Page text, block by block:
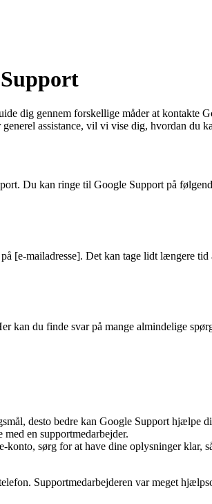
dig gennem forskellige måder at kontakte
assistance, vil vi vise dig, hvordan du
Du kan ringe til Google Support på
mailadresse]. Det kan tage lidt længere tid
kan du finde svar på mange almindelige
desto bedre kan Google Support hjælpe
en supportmedarbejder.
sørg for at have dine oplysninger klar,
Supportmedarbejderen var meget